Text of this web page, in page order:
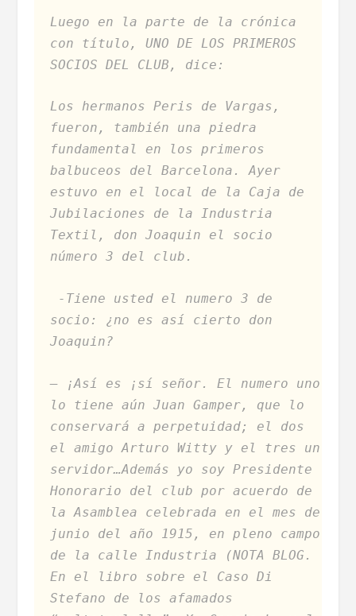
Luego en la parte de la crónica
con título, UNO DE LOS PRIMEROS
SOCIOS DEL CLUB, dice:
Los hermanos Peris de Vargas,
fueron, también una piedra
fundamental en los primeros
balbuceos del Barcelona. Ayer
estuvo en el local de la Caja de
Jubilaciones de la Industria
Textil, don Joaquin el socio
número 3 del club.
-Tiene usted el numero 3 de
socio: ¿no es así cierto don
Joaquin?
– ¡Así es ¡sí señor. El numero uno
lo tiene aún Juan Gamper, que lo
conservará a perpetuidad; el dos
el amigo Arturo Witty y el tres un
servidor…Además yo soy Presidente
Honorario del club por acuerdo de
la Asamblea celebrada en el mes de
junio del año 1915, en pleno campo
de la calle Industria (NOTA BLOG.
En el libro sobre el Caso Di
Stefano de los afamados